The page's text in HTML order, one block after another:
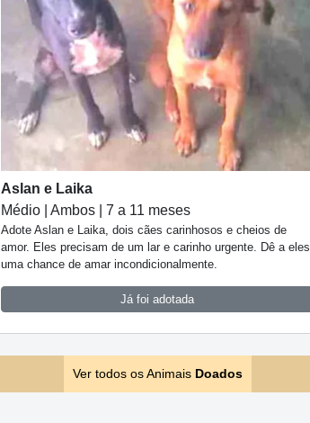
Aslan e Laika
Médio | Ambos | 7 a 11 meses
Adote Aslan e Laika, dois cães carinhosos e cheios de
amor. Eles precisam de um lar e carinho urgente. Dê a eles
uma chance de amar incondicionalmente.
Já foi adotada
Ver todos os Animais Doados